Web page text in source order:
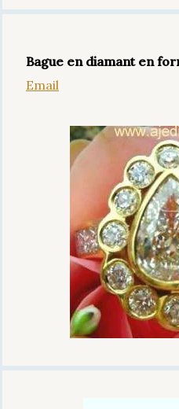
Bague en diamant en
Email